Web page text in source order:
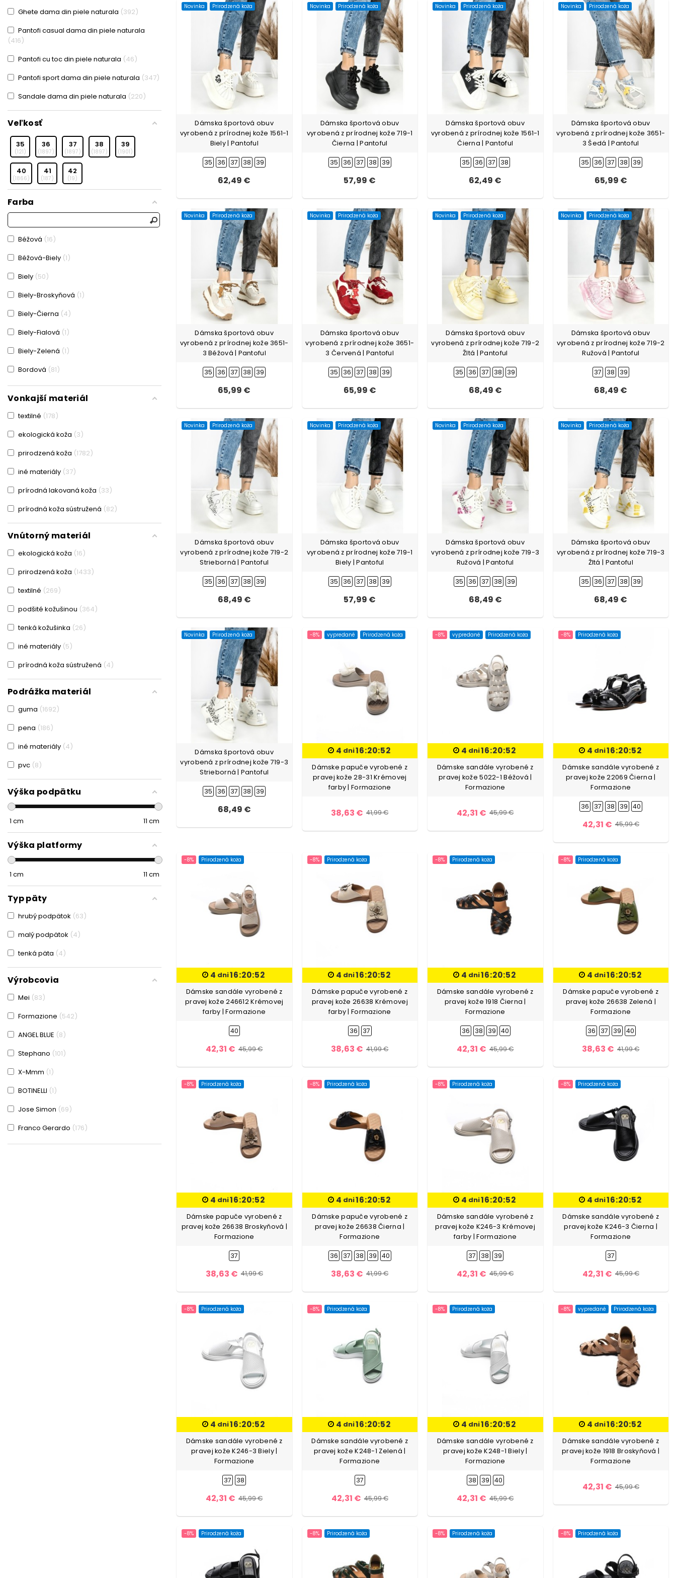
Ghete dama din piele naturala 392
Pantofi casual dama din piele naturala
416
Pantofi cu toc din piele naturala 46
Pantofi sport dama din piele naturala 347
Sandale dama din piele naturala 220
Veľkosť
35
121
36
1897
37
1897
38
1897
39
1901
40
1866
41
187
42
19
Farba
Béžová 16
Béžová-Biely 1
Biely 50
Biely-Broskyňová 1
Biely-Čierna 4
Biely-Fialová 1
Biely-Zelená 1
Bordová 81
bordová 2
Červená 30
Červená-Krémovej farby
Čierna 685
Čierna-Béžová
Čierna-Biely 2
Čierna-Červená
2
Čierna-Khaki farba
Čierna-Krémovej farby 3
Čierna-Modrá
Čierna-Ružová
Čierna-Šedá
Čierna-Zelená
2
Citrónovo žltá
Fialová 12
Fialová-Krémovej farby
Fialová-Svetlo fialová 1
Hnedá
Káva-Krémovej farby 3
Káva-Oranžová
Káva-Svetlo zelená
Káva-Žltá 1
Khaki farba
46
Khaki farba-Broskyňová
Khaki farba-Krémovej farby
Khaki farba-Ružová
Krémovej farby
Krémovej farby-Červená
Vonkajší materiál
textilné 178
ekologická koža 3
prirodzená koža 1782
iné materiály 37
prírodná lakovaná koža 33
prírodná koža sústružená 82
Vnútorný materiál
ekologická koža 16
prirodzená koža 1433
textilné 269
podšité kožušinou 364
tenká kožušinka 26
iné materiály 5
prírodná koža sústružená 4
Podrážka materiál
guma 1692
pena 186
iné materiály 4
pvc 8
Výška podpätku
1 cm 11 cm
Výška platformy
1 cm 11 cm
Typ päty
hrubý podpätok 63
malý podpätok 4
tenká päta 4
Výrobcovia
Mei 83
Formazione 542
ANGEL BLUE 8
Stephano 101
X-Mmm 1
BOTINELLI 1
Jose Simon 69
Franco Gerardo 176
Seniorah 4
Novinka Prirodzená koža
Dámska športová obuv
vyrobená z prírodnej kože 1561-1
Biely | Pantoful
35 36 37 38 39
62,49 €
Novinka Prirodzená koža
Dámska športová obuv
vyrobená z prírodnej kože 719-1
Čierna | Pantoful
35 36 37 38 39
57,99 €
Novinka Prirodzená koža
Dámska športová obuv
vyrobená z prírodnej kože 1561-1
Čierna | Pantoful
35 36 37 38
62,49 €
Novinka Prirodzená koža
Dámska športová obuv
vyrobená z prírodnej kože 3651-
3 Šedá | Pantoful
35 36 37 38 39
65,99 €
Novinka Prirodzená koža
Dámska športová obuv
vyrobená z prírodnej kože 3651-
3 Béžová | Pantoful
35 36 37 38 39
65,99 €
Novinka Prirodzená koža
Dámska športová obuv
vyrobená z prírodnej kože 3651-
3 Červená | Pantoful
35 36 37 38 39
65,99 €
Novinka Prirodzená koža
Dámska športová obuv
vyrobená z prírodnej kože 719-2
Žltá | Pantoful
35 36 37 38 39
68,49 €
Novinka Prirodzená koža
Dámska športová obuv
vyrobená z prírodnej kože 719-2
Ružová | Pantoful
37 38 39
68,49 €
Novinka Prirodzená koža
Dámska športová obuv
vyrobená z prírodnej kože 719-2
Strieborná | Pantoful
35 36 37 38 39
68,49 €
Novinka Prirodzená koža
Dámska športová obuv
vyrobená z prírodnej kože 719-1
Biely | Pantoful
35 36 37 38 39
57,99 €
Novinka Prirodzená koža
Dámska športová obuv
vyrobená z prírodnej kože 719-3
Ružová | Pantoful
35 36 37 38 39
68,49 €
Novinka Prirodzená koža
Dámska športová obuv
vyrobená z prírodnej kože 719-3
Žltá | Pantoful
35 36 37 38 39
68,49 €
Novinka Prirodzená koža
Dámska športová obuv
vyrobená z prírodnej kože 719-3
Strieborná | Pantoful
35 36 37 38 39
68,49 €
-8% vypredané Prirodzená koža
4 dni16:20:51
Dámske papuče vyrobené z
pravej kože 28-31 Krémovej
farby | Formazione
38,63 € 41,99 €
-8% vypredané Prirodzená koža
4 dni16:20:51
Dámske sandále vyrobené z
pravej kože 5022-1 Béžová |
Formazione
42,31 € 45,99 €
-8% Prirodzená koža
4 dni16:20:51
Dámske sandále vyrobené z
pravej kože 22069 Čierna |
Formazione
36 37 38 39 40
42,31 € 45,99 €
-8% Prirodzená koža
4 dni16:20:51
Dámske sandále vyrobené z
pravej kože 246612 Krémovej
farby | Formazione
40
42,31 € 45,99 €
-8% Prirodzená koža
4 dni16:20:51
Dámske papuče vyrobené z
pravej kože 26638 Krémovej
farby | Formazione
36 37
38,63 € 41,99 €
-8% Prirodzená koža
4 dni16:20:51
Dámske sandále vyrobené z
pravej kože 1918 Čierna |
Formazione
36 38 39 40
42,31 € 45,99 €
-8% Prirodzená koža
4 dni16:20:51
Dámske papuče vyrobené z
pravej kože 26638 Zelená |
Formazione
36 37 39 40
38,63 € 41,99 €
-8% Prirodzená koža
4 dni16:20:51
Dámske papuče vyrobené z
pravej kože 26638 Broskyňová |
Formazione
37
38,63 € 41,99 €
-8% Prirodzená koža
4 dni16:20:51
Dámske papuče vyrobené z
pravej kože 26638 Čierna |
Formazione
36 37 38 39 40
38,63 € 41,99 €
-8% Prirodzená koža
4 dni16:20:51
Dámske sandále vyrobené z
pravej kože K246-3 Krémovej
farby | Formazione
37 38 39
42,31 € 45,99 €
-8% Prirodzená koža
4 dni16:20:51
Dámske sandále vyrobené z
pravej kože K246-3 Čierna |
Formazione
37
42,31 € 45,99 €
-8% Prirodzená koža
4 dni16:20:51
Dámske sandále vyrobené z
pravej kože K246-3 Biely |
Formazione
37 38
42,31 € 45,99 €
-8% Prirodzená koža
4 dni16:20:51
Dámske sandále vyrobené z
pravej kože K248-1 Zelená |
Formazione
37
42,31 € 45,99 €
-8% Prirodzená koža
4 dni16:20:51
Dámske sandále vyrobené z
pravej kože K248-1 Biely |
Formazione
38 39 40
42,31 € 45,99 €
-8% vypredané Prirodzená koža
4 dni16:20:51
Dámske sandále vyrobené z
pravej kože 1918 Broskyňová |
Formazione
42,31 € 45,99 €
-8% Prirodzená koža -8% Prirodzená koža -8% Prirodzená koža -8% Prirodzená koža